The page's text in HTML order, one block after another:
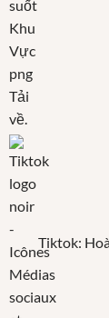
Tiktok: